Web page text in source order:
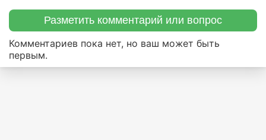
Разметить комментарий или вопрос
Комментариев пока нет, но ваш может быть
первым.